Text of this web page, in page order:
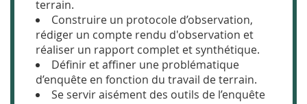
terrain.
Construire un protocole d’observation,
rédiger un compte rendu d'observation et
réaliser un rapport complet et synthétique.
Définir et affiner une problématique
d’enquête en fonction du travail de terrain.
Se servir aisément des outils de l’enquête